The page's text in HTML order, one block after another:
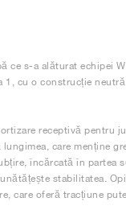
s-a alăturat echipei
cu o construcție
receptivă pentru
care menține
încărcată în partea
stabilitatea.
care oferă tracțiune